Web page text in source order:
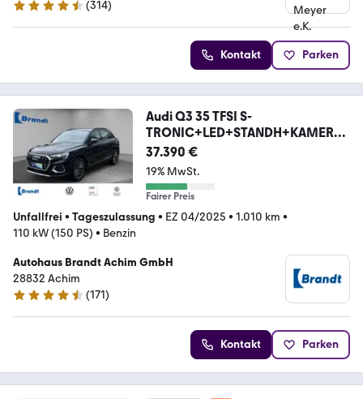
4.7 Sterne
(314)
Kontakt Parken
Audi Q3 35 TFSI S-
TRONIC+LED+STANDH+KAMERA+
AHK
37.390 €
19% MwSt.
Fairer Preis
Unfallfrei • Tageszulassung • EZ 04/2025 • 1.010 km •
110 kW (150 PS) • Benzin
Autohaus Brandt Achim GmbH
28832 Achim
4.7 Sterne
(171)
Kontakt Parken